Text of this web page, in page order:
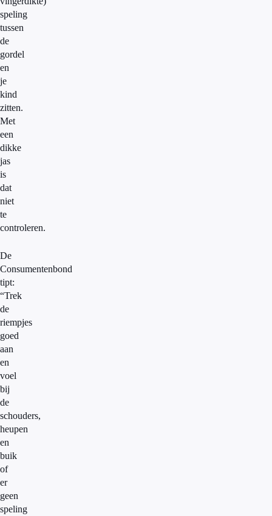
speling
tussen
de
gordel
en
je
kind
zitten.
Met
een
dikke
jas
is
dat
niet
te
controleren.
De
Consumentenbond
tipt:
“Trek
de
riempjes
goed
aan
en
voel
bij
de
schouders,
heupen
en
buik
of
er
geen
speling